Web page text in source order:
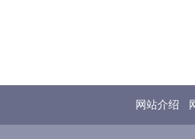
网站介绍